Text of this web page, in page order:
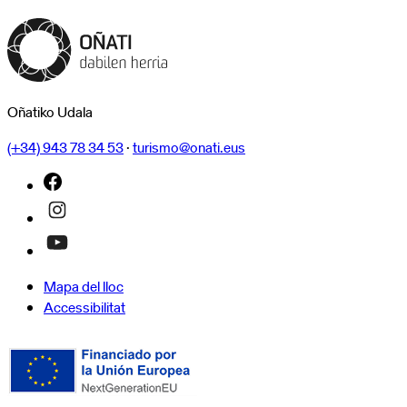
Oñatiko Udala
(+34) 943 78 34 53·turismo@onati.eus
Mapa del lloc
Accessibilitat